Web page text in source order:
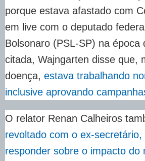
porque estava afastado com
em live com o deputado
Bolsonaro (PSL-SP) na época
citada, Wajngarten disse que,
doença, estava trabalhando
inclusive aprovando
O relator Renan Calheiros
revoltado com o ex-
responder sobre o impacto do